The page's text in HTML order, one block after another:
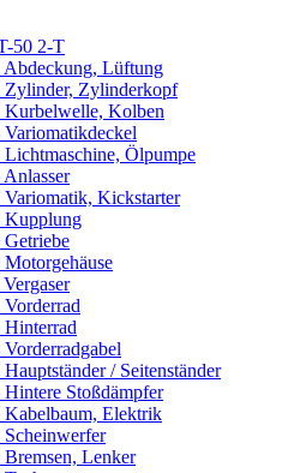
50 2-T
Abdeckung, Lüftung
Zylinder, Zylinderkopf
Kurbelwelle, Kolben
Variomatikdeckel
Lichtmaschine, Ölpumpe
Anlasser
Variomatik, Kickstarter
Kupplung
Getriebe
Motorgehäuse
Vorderrad
Hinterrad
Vorderradgabel
/ Seitenständer
Hintere Stoßdämpfer
Kabelbaum, Elektrik
Scheinwerfer
Bremsen, Lenker